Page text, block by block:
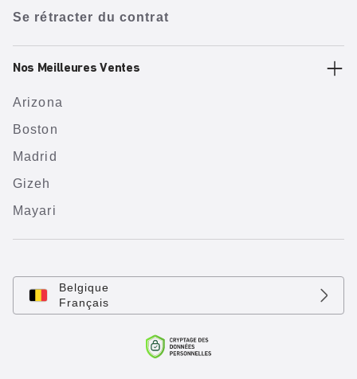
Se rétracter du contrat
Nos Meilleures Ventes
Arizona
Boston
Madrid
Gizeh
Mayari
Belgique
Français